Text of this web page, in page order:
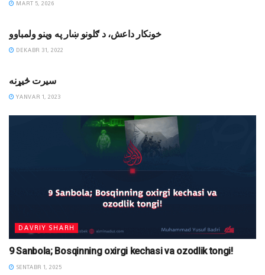
MART 5, 2026
خونکار داعش، د ګلونو ښار په وینو ولمباوو
DEKABR 31, 2022
سیرت څیړنه
YANVAR 1, 2023
DAVRIY SHARH
9 Sanbola; Bosqinning oxirgi kechasi va ozodlik tongi!
SENTABR 1, 2025